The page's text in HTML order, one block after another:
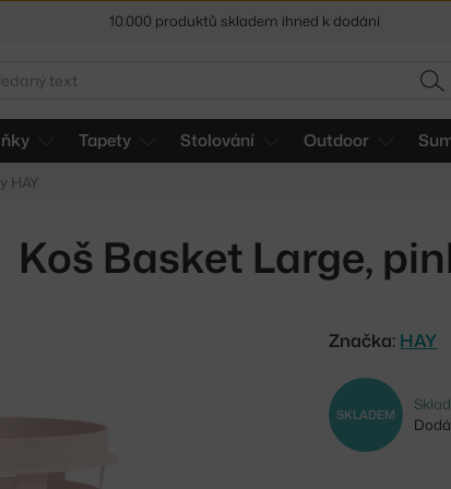
Tapety Stolování Outdoor
HAY
Koš Basket Large,
Značka: HAY
SKLADEM
10.000 produktů skladem ihned k dodání